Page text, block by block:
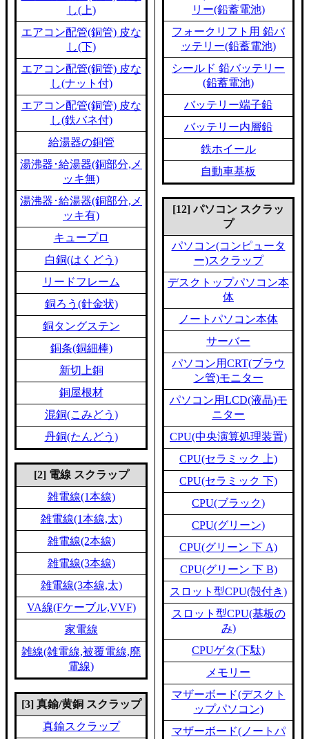
し(上)
エアコン配管(銅管) 皮な
し(下)
エアコン配管(銅管) 皮な
し(ナット付)
エアコン配管(銅管) 皮な
し(鉄バネ付)
給湯器の銅管
湯沸器･給湯器(銅部分,メ
ッキ無)
湯沸器･給湯器(銅部分,メ
ッキ有)
キュープロ
白銅(はくどう)
リードフレーム
銅ろう(針金状)
銅タングステン
銅条(銅細棒)
新切上銅
銅屋根材
混銅(こみどう)
丹銅(たんどう)
[2] 電線 スクラップ
雑電線(1本線)
雑電線(1本線,太)
雑電線(2本線)
雑電線(3本線)
雑電線(3本線,太)
VA線(Fケーブル,VVF)
家電線
雑線(雑電線,被覆電線,廃
電線)
[3] 真鍮/黄銅 スクラップ
真鍮スクラップ
リー(鉛蓄電池)
フォークリフト用 鉛バ
ッテリー(鉛蓄電池)
シールド 鉛バッテリー
(鉛蓄電池)
バッテリー端子鉛
バッテリー内層鉛
鉄ホイール
自動車基板
[12] パソコン スクラッ
プ
パソコン(コンピュータ
ー)スクラップ
デスクトップパソコン本
体
ノートパソコン本体
サーバー
パソコン用CRT(ブラウ
ン管)モニター
パソコン用LCD(液晶)モ
ニター
CPU(中央演算処理装置)
CPU(セラミック 上)
CPU(セラミック 下)
CPU(ブラック)
CPU(グリーン)
CPU(グリーン 下 A)
CPU(グリーン 下 B)
スロット型CPU(殻付き)
スロット型CPU(基板の
み)
CPUゲタ(下駄)
メモリー
マザーボード(デスクト
ップパソコン)
マザーボード(ノートパ